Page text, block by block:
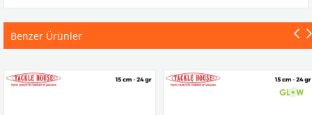
Benzer Ürünler